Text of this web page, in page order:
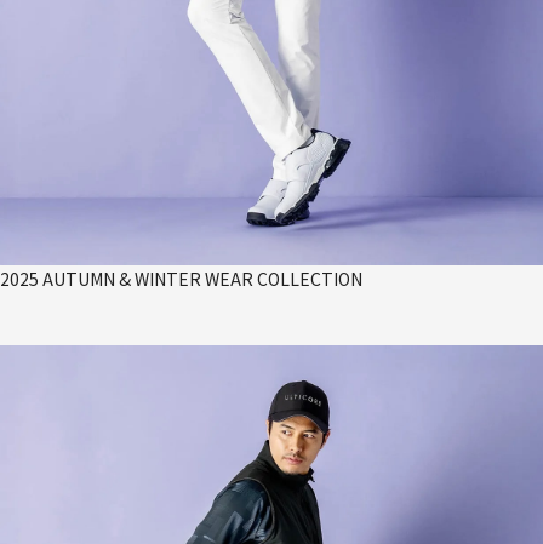
2025 AUTUMN & WINTER WEAR COLLECTION